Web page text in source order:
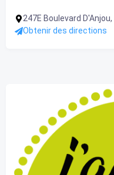
247E Boulevard
Obtenir des directions